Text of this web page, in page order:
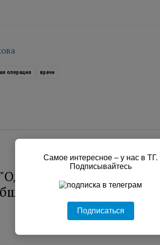
операция врачи
ежедневно
Самое интересное – у нас в ТГ.
Подписывайтесь
Подписаться